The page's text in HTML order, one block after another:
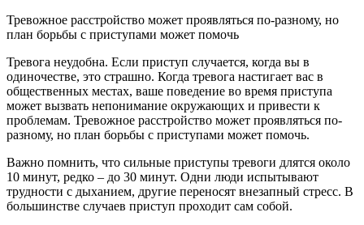
Тревожное расстройство может проявляться по-разному, но
план борьбы с приступами может помочь
Тревога неудобна. Если приступ случается, когда вы в
одиночестве, это страшно. Когда тревога настигает вас в
общественных местах, ваше поведение во время приступа
может вызвать непонимание окружающих и привести к
проблемам. Тревожное расстройство может проявляться по-
разному, но план борьбы с приступами может помочь.
Важно помнить, что сильные приступы тревоги длятся около
10 минут, редко – до 30 минут. Одни люди испытывают
трудности с дыханием, другие переносят внезапный стресс. В
большинстве случаев приступ проходит сам собой.